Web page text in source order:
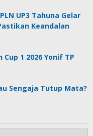
UP3 Tahuna Gelar
Keandalan
1 2026 Yonif TP
Sengaja Tutup Mata?